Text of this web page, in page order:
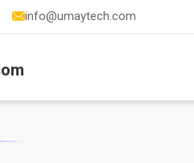
info@umaytech.com